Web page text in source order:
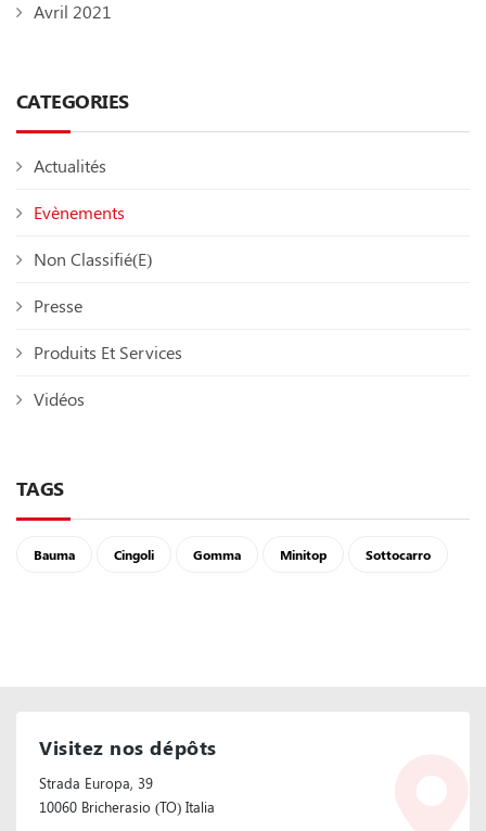
Avril 2021
CATEGORIES
Actualités
Evènements
Non Classifié(e)
Presse
Produits Et Services
Vidéos
TAGS
Bauma Cingoli Gomma Minitop Sottocarro
Visitez nos dépôts
Strada Europa, 39
10060 Bricherasio (TO) Italia